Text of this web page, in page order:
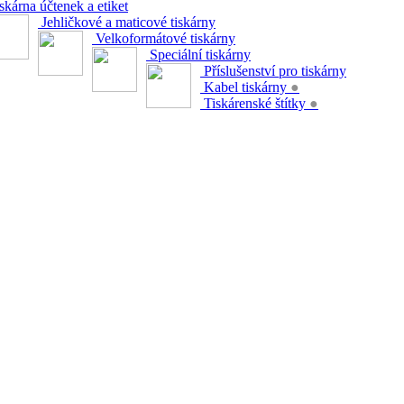
účtenek a etiket
Jehličkové a maticové tiskárny
Velkoformátové tiskárny
Speciální tiskárny
Příslušenství pro tiskárny
Kabel tiskárny ●
Tiskárenské štítky ●